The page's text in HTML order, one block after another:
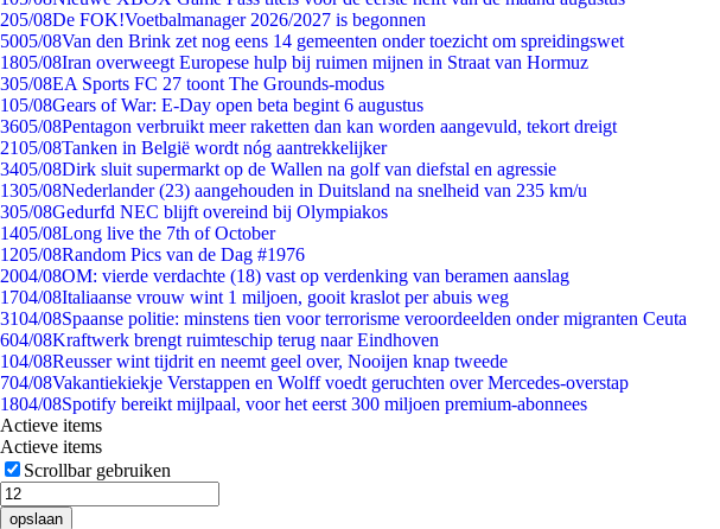
205/08De FOK!Voetbalmanager 2026/2027 is begonnen
5005/08Van den Brink zet nog eens 14 gemeenten onder toezicht om spreidingswet
1805/08Iran overweegt Europese hulp bij ruimen mijnen in Straat van Hormuz
305/08EA Sports FC 27 toont The Grounds-modus
105/08Gears of War: E-Day open beta begint 6 augustus
3605/08Pentagon verbruikt meer raketten dan kan worden aangevuld, tekort dreigt
2105/08Tanken in België wordt nóg aantrekkelijker
3405/08Dirk sluit supermarkt op de Wallen na golf van diefstal en agressie
1305/08Nederlander (23) aangehouden in Duitsland na snelheid van 235 km/u
305/08Gedurfd NEC blijft overeind bij Olympiakos
1405/08Long live the 7th of October
1205/08Random Pics van de Dag #1976
2004/08OM: vierde verdachte (18) vast op verdenking van beramen aanslag
1704/08Italiaanse vrouw wint 1 miljoen, gooit kraslot per abuis weg
3104/08Spaanse politie: minstens tien voor terrorisme veroordeelden onder migranten Ceuta
604/08Kraftwerk brengt ruimteschip terug naar Eindhoven
104/08Reusser wint tijdrit en neemt geel over, Nooijen knap tweede
704/08Vakantiekiekje Verstappen en Wolff voedt geruchten over Mercedes-overstap
1804/08Spotify bereikt mijlpaal, voor het eerst 300 miljoen premium-abonnees
Actieve items
Actieve items
Scrollbar gebruiken
opslaan